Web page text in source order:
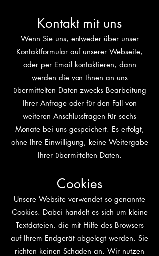
Kontakt mit uns
Wenn Sie uns, entweder über unser
Kontaktformular auf unserer Webseite,
oder per Email kontaktieren, dann
werden die von Ihnen an uns
übermittelten Daten zwecks Bearbeitung
Ihrer Anfrage oder für den Fall von
weiteren Anschlussfragen für sechs
Monate bei uns gespeichert. Es erfolgt,
ohne Ihre Einwilligung, keine Weitergabe
Ihrer übermittelten Daten.
Cookies
Unsere Website verwendet so genannte
Cookies. Dabei handelt es sich um kleine
Textdateien, die mit Hilfe des Browsers
auf Ihrem Endgerät abgelegt werden. Sie
richten keinen Schaden an. Wir nutzen